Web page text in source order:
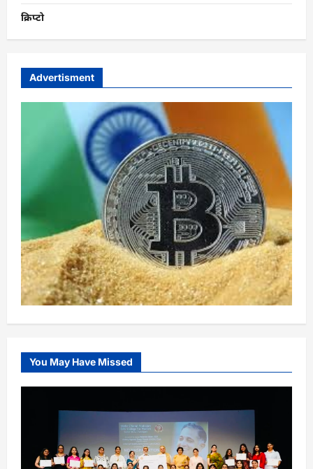
क्रिप्टो
Advertisment
You May Have Missed